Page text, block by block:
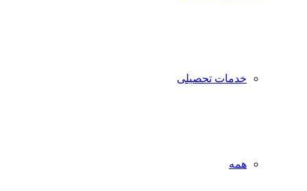
خدمات تحصیلی
همه